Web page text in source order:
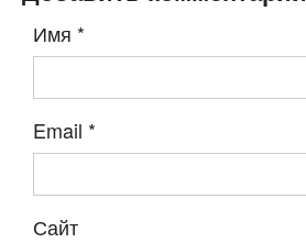
Имя *
Email *
Сайт